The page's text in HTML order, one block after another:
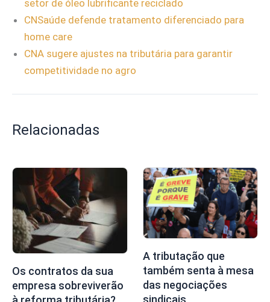
setor de óleo lubrificante reciclado
CNSaúde defende tratamento diferenciado para
home care
CNA sugere ajustes na tributária para garantir
competitividade no agro
Relacionadas
Os contratos da sua
empresa sobreviverão
A tributação que
também senta à mesa
das negociações
sindicais